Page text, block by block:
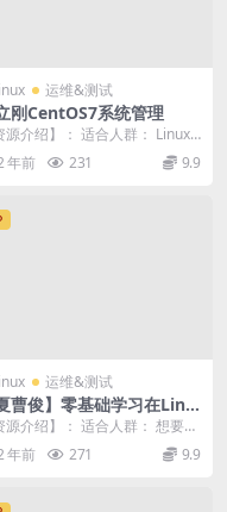
运维&测试
刚CentOS7系统管理
源介绍】： 适合人群： Linux
人员，软件开发，软件测试人
将会学...
年前 231 9.9
运维&测试
夏曹俊】零基础学习在Linu
编译调试C++项目视频课程
源介绍】： 适合人群： 想要学
上C++编程人员 你将会学
通...
年前 271 9.9